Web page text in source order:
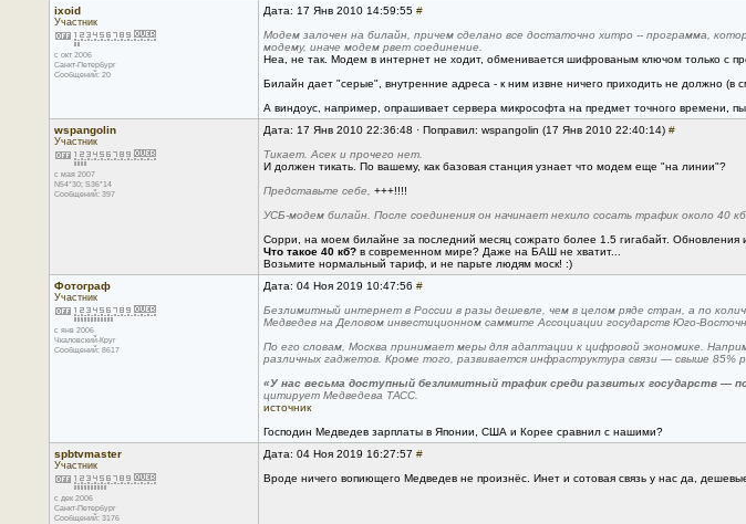
ixoid
Участник
с окт 2006
Санкт-Петербург
Сообщений: 20
Дата: 17 Янв 2010 14:59:55 #
Модем залочен на билайн, причем сделано все достаточно хитро -- программа,
модему, иначе модем рвет соединение.
Неа, не так. Модем в интернет не ходит, обменивается шифрованым ключом только с
Билайн дает "серые", внутренние адреса - к ним извне ничего приходить не должно (в
А виндоус, например, опрашивает сервера микрософта на предмет точного времени,
wspangolin
Участник
с мая 2007
N54*30; S36*14
Сообщений: 397
Дата: 17 Янв 2010 22:36:48 · Поправил: wspangolin (17 Янв 2010 22:40:14) #
Тикает. Асек и прочего нет.
И должен тикать. По вашему, как базовая станция узнает что модем еще "на линии"?
Представьте себе,
+++!!!!
УСБ-модем билайн. После соединения он начинает нехило сосать трафик около 40
Сорри, на моем билайне за последний месяц сожрато более 1.5 гигабайт. Обновления
Что такое 40 кб?в современном мире? Даже на БАШ не хватит...
Возьмите нормальный тариф, и не парьте людям моск! :)
Фотограф
Участник
с янв 2006
Чкаловский-Круг
Сообщений: 8617
Дата: 04 Ноя 2019 10:47:56 #
Безлимитный интернет в России в разы дешевле, чем в целом ряде стран, а по
Медведев на Деловом инвестиционном саммите Ассоциации государств Юго-
По его словам, Москва принимает меры для адаптации к цифровой экономике.
различных гаджетов. Кроме того, развивается инфраструктура связи — свыше
«У нас весьма доступный безлимитный трафик среди развитых государств —
цитирует Медведева ТАСС.
источник
Господин Медведев зарплаты в Японии, США и Корее сравнил с нашими?
spbtvmaster
Участник
с дек 2006
Санкт-Петербург
Сообщений: 3176
Дата: 04 Ноя 2019 16:27:57 #
Вроде ничего вопиющего Медведев не произнёс. Инет и сотовая связь у нас да,